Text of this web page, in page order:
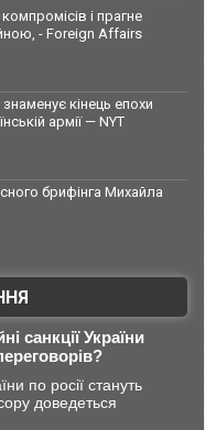
і прагне
- Foreign Affairs
кінець епохи
армії — NYT
брифінга Михайла
санкції України
по росії стануть
доведеться